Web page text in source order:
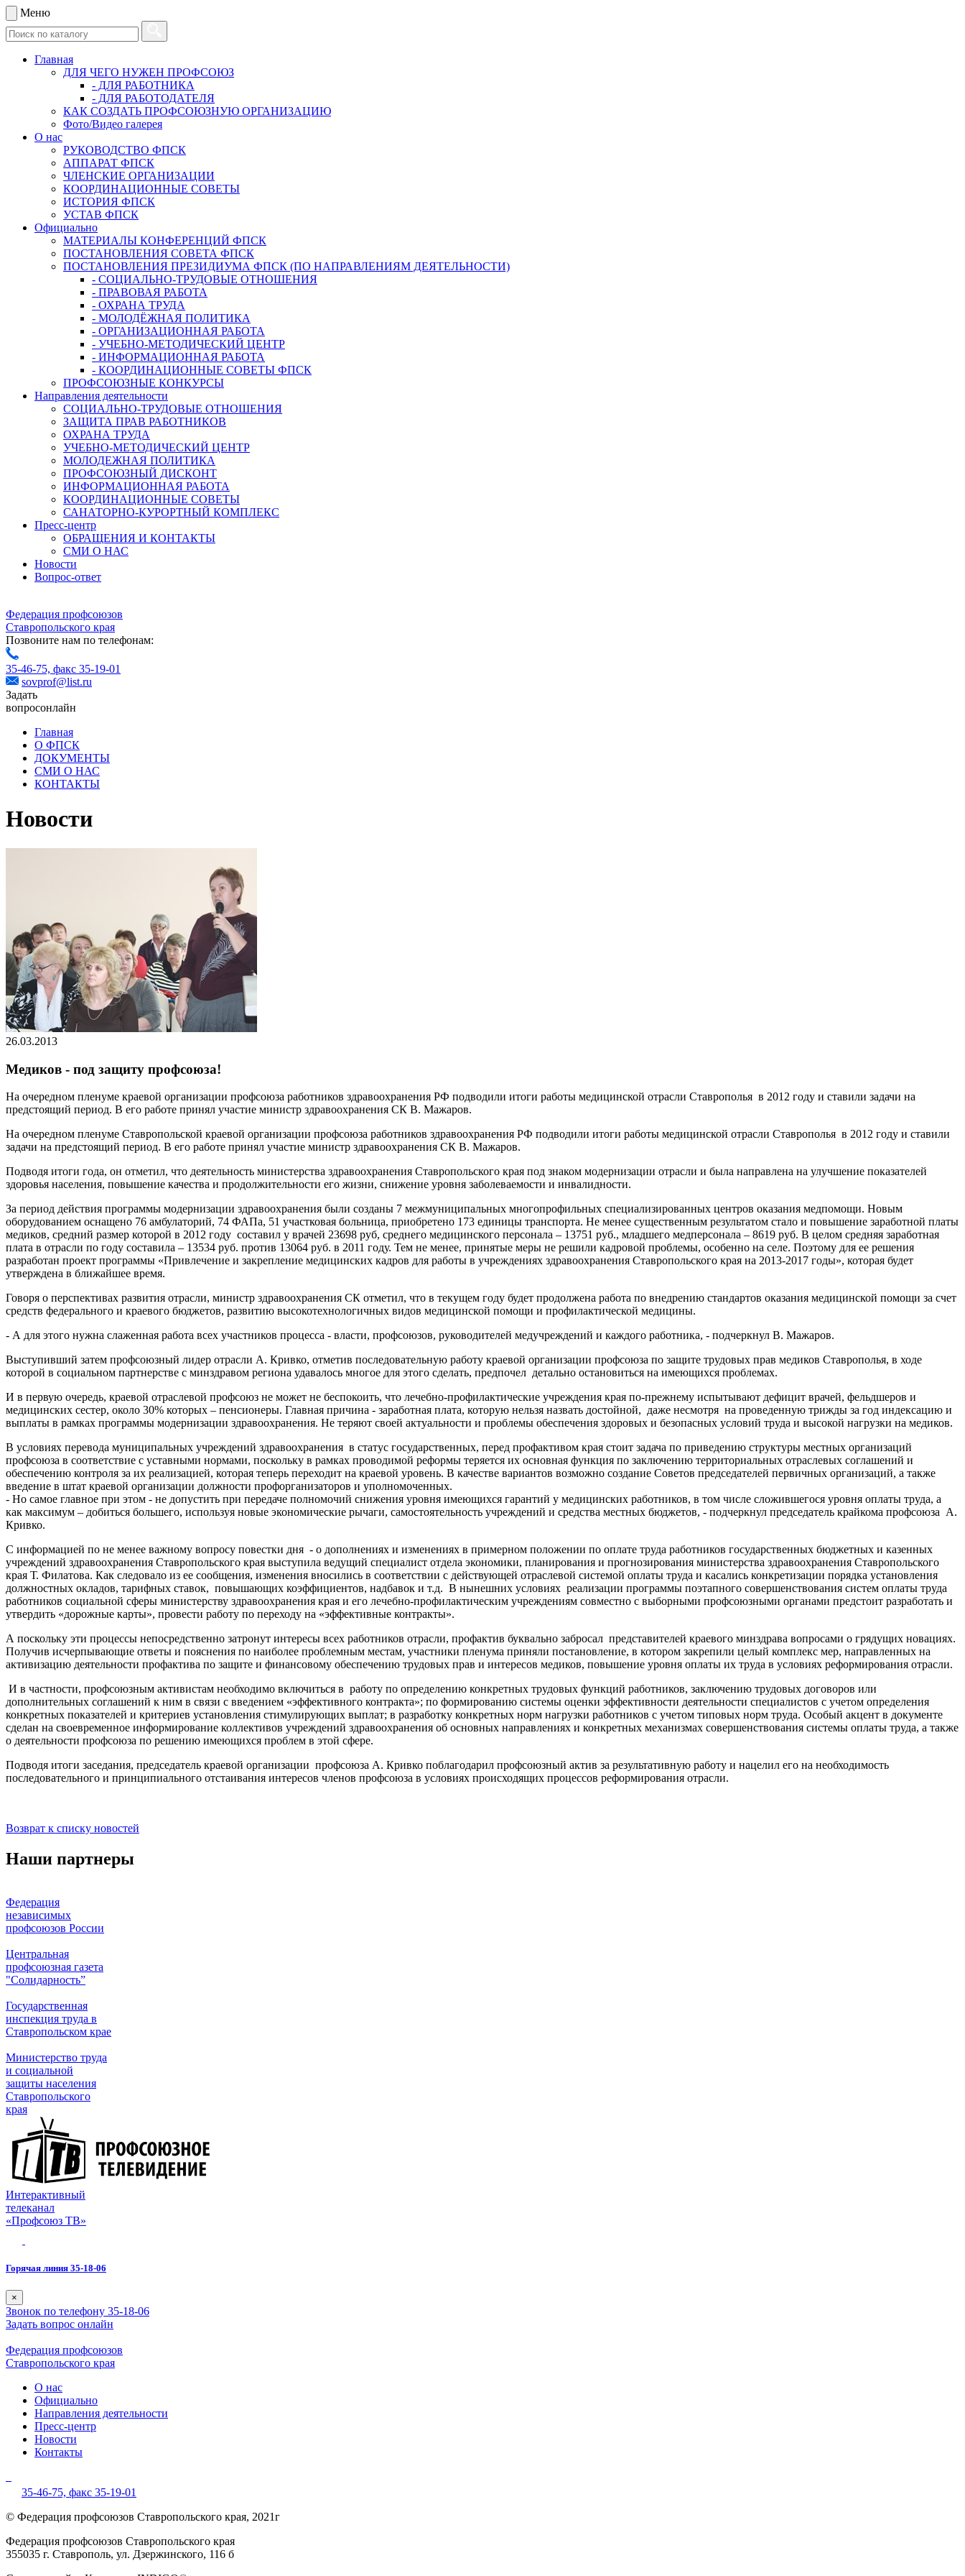
Меню
Главная
ДЛЯ ЧЕГО НУЖЕН ПРОФСОЮЗ
- ДЛЯ РАБОТНИКА
- ДЛЯ РАБОТОДАТЕЛЯ
КАК СОЗДАТЬ ПРОФСОЮЗНУЮ ОРГАНИЗАЦИЮ
Фото/Видео галерея
О нас
РУКОВОДСТВО ФПСК
АППАРАТ ФПСК
ЧЛЕНСКИЕ ОРГАНИЗАЦИИ
КООРДИНАЦИОННЫЕ СОВЕТЫ
ИСТОРИЯ ФПСК
УСТАВ ФПСК
Официально
МАТЕРИАЛЫ КОНФЕРЕНЦИЙ ФПСК
ПОСТАНОВЛЕНИЯ СОВЕТА ФПСК
ПОСТАНОВЛЕНИЯ ПРЕЗИДИУМА ФПСК (ПО НАПРАВЛЕНИЯМ ДЕЯТЕЛЬНОСТИ)
- СОЦИАЛЬНО-ТРУДОВЫЕ ОТНОШЕНИЯ
- ПРАВОВАЯ РАБОТА
- ОХРАНА ТРУДА
- МОЛОДЁЖНАЯ ПОЛИТИКА
- ОРГАНИЗАЦИОННАЯ РАБОТА
- УЧЕБНО-МЕТОДИЧЕСКИЙ ЦЕНТР
- ИНФОРМАЦИОННАЯ РАБОТА
- КООРДИНАЦИОННЫЕ СОВЕТЫ ФПСК
ПРОФСОЮЗНЫЕ КОНКУРСЫ
Направления деятельности
СОЦИАЛЬНО-ТРУДОВЫЕ ОТНОШЕНИЯ
ЗАЩИТА ПРАВ РАБОТНИКОВ
ОХРАНА ТРУДА
УЧЕБНО-МЕТОДИЧЕСКИЙ ЦЕНТР
МОЛОДЕЖНАЯ ПОЛИТИКА
ПРОФСОЮЗНЫЙ ДИСКОНТ
ИНФОРМАЦИОННАЯ РАБОТА
КООРДИНАЦИОННЫЕ СОВЕТЫ
САНАТОРНО-КУРОРТНЫЙ КОМПЛЕКС
Пресс-центр
ОБРАЩЕНИЯ И КОНТАКТЫ
СМИ О НАС
Новости
Вопрос-ответ
Федерация профсоюзов
Ставропольского края
Позвоните нам по телефонам:
35-46-75, факс 35-19-01
sovprof@list.ru
Задать
вопросонлайн
Главная
О ФПСК
ДОКУМЕНТЫ
СМИ О НАС
КОНТАКТЫ
Новости
26.03.2013
Медиков - под защиту профсоюза!
На очередном пленуме краевой организации профсоюза работников здравоохранения РФ подводили итоги работы медицинской отрасли Ставрополья в 2012 году и ставили задачи на
предстоящий период. В его работе принял участие министр здравоохранения СК В. Мажаров.
На очередном пленуме Ставропольской краевой организации профсоюза работников здравоохранения РФ подводили итоги работы медицинской отрасли Ставрополья в 2012 году и ставили
задачи на предстоящий период. В его работе принял участие министр здравоохранения СК В. Мажаров.
Подводя итоги года, он отметил, что деятельность министерства здравоохранения Ставропольского края под знаком модернизации отрасли и была направлена на улучшение показателей
здоровья населения, повышение качества и продолжительности его жизни, снижение уровня заболеваемости и инвалидности.
За период действия программы модернизации здравоохранения были созданы 7 межмуниципальных многопрофильных специализированных центров оказания медпомощи. Новым
оборудованием оснащено 76 амбулаторий, 74 ФАПа, 51 участковая больница, приобретено 173 единицы транспорта. Не менее существенным результатом стало и повышение заработной платы
медиков, средний размер которой в 2012 году составил у врачей 23698 руб, среднего медицинского персонала – 13751 руб., младшего медперсонала – 8619 руб. В целом средняя заработная
плата в отрасли по году составила – 13534 руб. против 13064 руб. в 2011 году. Тем не менее, принятые меры не решили кадровой проблемы, особенно на селе. Поэтому для ее решения
разработан проект программы «Привлечение и закрепление медицинских кадров для работы в учреждениях здравоохранения Ставропольского края на 2013-2017 годы», которая будет
утверждена в ближайшее время.
Говоря о перспективах развития отрасли, министр здравоохранения СК отметил, что в текущем году будет продолжена работа по внедрению стандартов оказания медицинской помощи за счет
средств федерального и краевого бюджетов, развитию высокотехнологичных видов медицинской помощи и профилактической медицины.
- А для этого нужна слаженная работа всех участников процесса - власти, профсоюзов, руководителей медучреждений и каждого работника, - подчеркнул В. Мажаров.
Выступивший затем профсоюзный лидер отрасли А. Кривко, отметив последовательную работу краевой организации профсоюза по защите трудовых прав медиков Ставрополья, в ходе
которой в социальном партнерстве с минздравом региона удавалось многое для этого сделать, предпочел детально остановиться на имеющихся проблемах.
И в первую очередь, краевой отраслевой профсоюз не может не беспокоить, что лечебно-профилактические учреждения края по-прежнему испытывают дефицит врачей, фельдшеров и
медицинских сестер, около 30% которых – пенсионеры. Главная причина - заработная плата, которую нельзя назвать достойной, даже несмотря на проведенную трижды за год индексацию и
выплаты в рамках программы модернизации здравоохранения. Не теряют своей актуальности и проблемы обеспечения здоровых и безопасных условий труда и высокой нагрузки на медиков.
В условиях перевода муниципальных учреждений здравоохранения в статус государственных, перед профактивом края стоит задача по приведению структуры местных организаций
профсоюза в соответствие с уставными нормами, поскольку в рамках проводимой реформы теряется их основная функция по заключению территориальных отраслевых соглашений и
обеспечению контроля за их реализацией, которая теперь переходит на краевой уровень. В качестве вариантов возможно создание Советов председателей первичных организаций, а также
введение в штат краевой организации должности профорганизаторов и уполномоченных.
- Но самое главное при этом - не допустить при передаче полномочий снижения уровня имеющихся гарантий у медицинских работников, в том числе сложившегося уровня оплаты труда, а
как максимум – добиться большего, используя новые экономические рычаги, самостоятельность учреждений и средства местных бюджетов, - подчеркнул председатель крайкома профсоюза А.
Кривко.
С информацией по не менее важному вопросу повестки дня - о дополнениях и изменениях в примерном положении по оплате труда работников государственных бюджетных и казенных
учреждений здравоохранения Ставропольского края выступила ведущий специалист отдела экономики, планирования и прогнозирования министерства здравоохранения Ставропольского
края Т. Филатова. Как следовало из ее сообщения, изменения вносились в соответствии с действующей отраслевой системой оплаты труда и касались конкретизации порядка установления
должностных окладов, тарифных ставок, повышающих коэффициентов, надбавок и т.д. В нынешних условиях реализации программы поэтапного совершенствования систем оплаты труда
работников социальной сферы министерству здравоохранения края и его лечебно-профилактическим учреждениям совместно с выборными профсоюзными органами предстоит разработать и
утвердить «дорожные карты», провести работу по переходу на «эффективные контракты».
А поскольку эти процессы непосредственно затронут интересы всех работников отрасли, профактив буквально забросал представителей краевого минздрава вопросами о грядущих новациях.
Получив исчерпывающие ответы и пояснения по наиболее проблемным местам, участники пленума приняли постановление, в котором закрепили целый комплекс мер, направленных на
активизацию деятельности профактива по защите и финансовому обеспечению трудовых прав и интересов медиков, повышение уровня оплаты их труда в условиях реформирования отрасли.
И в частности, профсоюзным активистам необходимо включиться в работу по определению конкретных трудовых функций работников, заключению трудовых договоров или
дополнительных соглашений к ним в связи с введением «эффективного контракта»; по формированию системы оценки эффективности деятельности специалистов с учетом определения
конкретных показателей и критериев установления стимулирующих выплат; в разработку конкретных норм нагрузки работников с учетом типовых норм труда. Особый акцент в документе
сделан на своевременное информирование коллективов учреждений здравоохранения об основных направлениях и конкретных механизмах совершенствования системы оплаты труда, а также
о деятельности профсоюза по решению имеющихся проблем в этой сфере.
Подводя итоги заседания, председатель краевой организации профсоюза А. Кривко поблагодарил профсоюзный актив за результативную работу и нацелил его на необходимость
последовательного и принципиального отстаивания интересов членов профсоюза в условиях происходящих процессов реформирования отрасли.
Возврат к списку новостей
Наши партнеры
Федерация
независимых
профсоюзов России
Центральная
профсоюзная газета
"Солидарность”
Государственная
инспекция труда в
Ставропольском крае
Министерство труда
и социальной
защиты населения
Ставропольского
края
Интерактивный
телеканал
«Профсоюз ТВ»
Горячая линия 35-18-06
×
Звонок по телефону 35-18-06
Задать вопрос онлайн
Федерация профсоюзов
Ставропольского края
О нас
Официально
Направления деятельности
Пресс-центр
Новости
Контакты
35-46-75, факс 35-19-01
© Федерация профсоюзов Ставропольского края, 2021г
Федерация профсоюзов Ставропольского края
355035 г. Ставрополь, ул. Дзержинского, 116 б